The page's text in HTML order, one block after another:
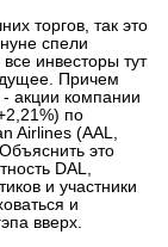
торгов, так это
спели
инвесторы тут
Причем
акции компании
по
Airlines (AAL,
это
DAL,
и участники
и
вверх.